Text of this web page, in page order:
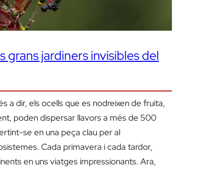
grans jardiners invisibles del
a dir, els ocells que es nodreixen de fruita,
poden dispersar llavors a més de 500
se en una peça clau per al
Cada primavera i cada tardor,
en uns viatges impressionants. Ara,